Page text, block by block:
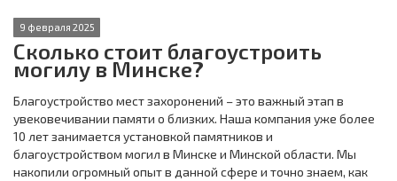
9 февраля 2025
Сколько стоит благоустроить
могилу в Минске?
Благоустройство мест захоронений – это важный этап в
увековечивании памяти о близких. Наша компания уже более
10 лет занимается установкой памятников и
благоустройством могил в Минске и Минской области. Мы
накопили огромный опыт в данной сфере и точно знаем, как